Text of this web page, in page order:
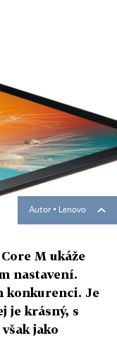
Autor ▪ Lenovo
M ukáže
nastavení.
konkurenci. Je
je krásný, s
jako